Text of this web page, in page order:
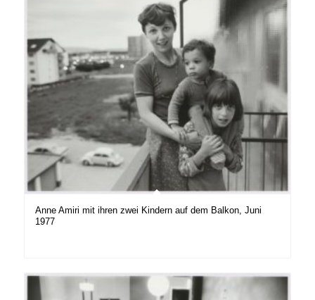
Anne Amiri mit ihren zwei Kindern auf dem Balkon, Juni
1977